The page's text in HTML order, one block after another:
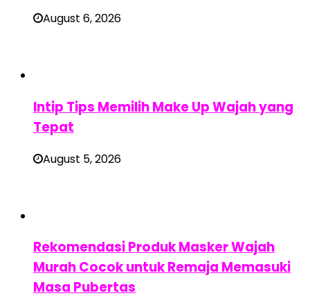
August 6, 2026
Intip Tips Memilih Make Up Wajah yang
Tepat
August 5, 2026
Rekomendasi Produk Masker Wajah
Murah Cocok untuk Remaja Memasuki
Masa Pubertas